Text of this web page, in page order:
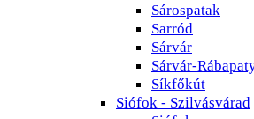
Sárospatak
Sarród
Sárvár
Sárvár-
Síkfőkút
Siófok - Szilvásvárad